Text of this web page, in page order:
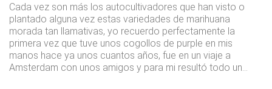
Cada vez son más los autocultivadores que han visto o
plantado alguna vez estas variedades de marihuana
morada tan llamativas, yo recuerdo perfectamente la
primera vez que tuve unos cogollos de purple en mis
manos hace ya unos cuantos años, fue en un viaje a
Amsterdam con unos amigos y para mi resultó todo un…